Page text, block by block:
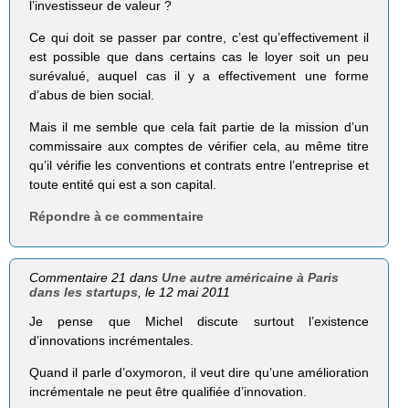
l’investisseur de valeur ?
Ce qui doit se passer par contre, c’est qu’effectivement il
est possible que dans certains cas le loyer soit un peu
surévalué, auquel cas il y a effectivement une forme
d’abus de bien social.
Mais il me semble que cela fait partie de la mission d’un
commissaire aux comptes de vérifier cela, au même titre
qu’il vérifie les conventions et contrats entre l’entreprise et
toute entité qui est a son capital.
Répondre à ce commentaire
Commentaire 21 dansUne autre américaine à Paris
dans les startups , le 12 mai 2011
Je pense que Michel discute surtout l’existence
d’innovations incrémentales.
Quand il parle d’oxymoron, il veut dire qu’une amélioration
incrémentale ne peut être qualifiée d’innovation.